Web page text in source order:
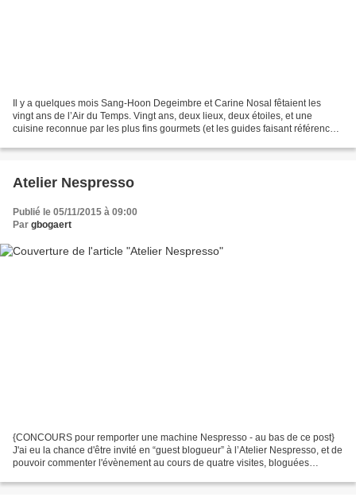
Il y a quelques mois Sang-Hoon Degeimbre et Carine Nosal fêtaient les
vingt ans de l’Air du Temps. Vingt ans, deux lieux, deux étoiles, et une
cuisine reconnue par les plus fins gourmets (et les guides faisant référence).
Atelier Nespresso
Publié le 05/11/2015 à 09:00
Par gbogaert
{CONCOURS pour remporter une machine Nespresso - au bas de ce post}
J'ai eu la chance d'être invité en “guest blogueur” à l’Atelier Nespresso, et de
pouvoir commenter l'évènement au cours de quatre visites, bloguées